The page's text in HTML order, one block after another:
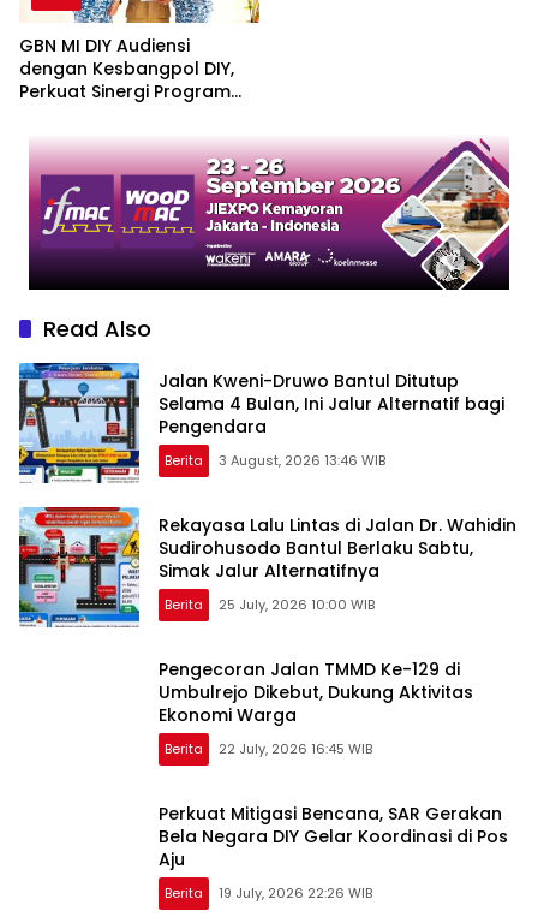
GBN MI DIY Audiensi
dengan Kesbangpol DIY,
Perkuat Sinergi Program
Cinta Tanah Air
Read Also
Jalan Kweni-Druwo Bantul Ditutup
Selama 4 Bulan, Ini Jalur Alternatif bagi
Pengendara
Berita 3 August, 2026 13:46 WIB
Rekayasa Lalu Lintas di Jalan Dr. Wahidin
Sudirohusodo Bantul Berlaku Sabtu,
Simak Jalur Alternatifnya
Berita 25 July, 2026 10:00 WIB
Pengecoran Jalan TMMD Ke-129 di
Umbulrejo Dikebut, Dukung Aktivitas
Ekonomi Warga
Berita 22 July, 2026 16:45 WIB
Perkuat Mitigasi Bencana, SAR Gerakan
Bela Negara DIY Gelar Koordinasi di Pos
Aju
Berita 19 July, 2026 22:26 WIB